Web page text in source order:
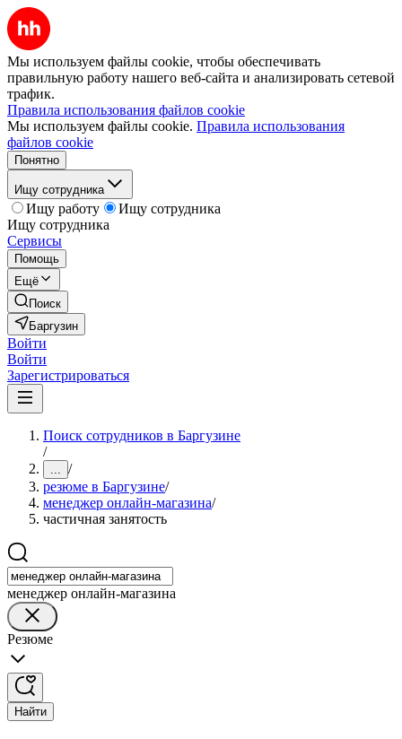
Мы используем файлы cookie, чтобы обеспечивать
правильную работу нашего веб-сайта и анализировать сетевой
трафик.
Правила использования файлов cookie
Мы используем файлы cookie. Правила использования
файлов cookie
Понятно
Ищу сотрудника
Ищу работу
Ищу сотрудника
Ищу сотрудника
Сервисы
Помощь
Ещё
Поиск
Баргузин
Войти
Войти
Зарегистрироваться
Поиск сотрудников в Баргузине
/
... /
резюме в Баргузине/
менеджер онлайн-магазина/
частичная занятость
менеджер онлайн-магазина
Резюме
Найти